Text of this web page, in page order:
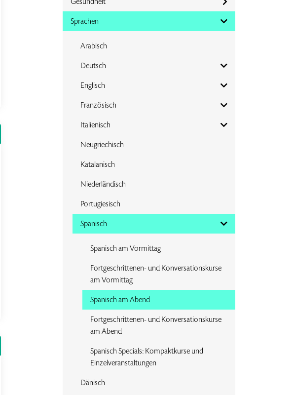
Sprachen
Arabisch
Deutsch
Englisch
Französisch
Italienisch
Neugriechisch
Katalanisch
Niederländisch
Portugiesisch
Spanisch
Spanisch am Vormittag
Fortgeschrittenen- und Konversationskurse
am Vormittag
Spanisch am Abend
Fortgeschrittenen- und Konversationskurse
am Abend
Spanisch Specials: Kompaktkurse und
Einzelveranstaltungen
Dänisch